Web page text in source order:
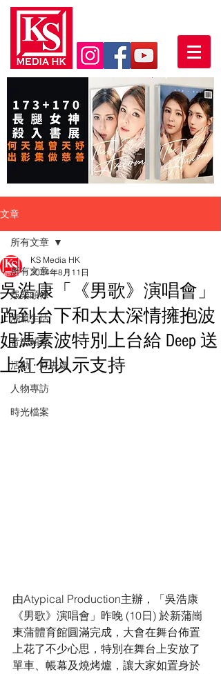
文章
所有文章
娛樂頭條
潮流生活
音樂頻道
活動・好去處
人物專訪
時光檔案
所有文章
吳浩康「《男歌》演唱會」
跑到台下和太太深情擁抱波
姐馮素波特別上台給 Deep 送
上紅包以示支持
KS Media HK
2024年8月11日
由Atypical Production主辦，「吳浩康
《男歌》演唱會」昨晚 (10日) 於新蒲崗
東蒲體育館圓滿完成，大會在舞台佈置
上花了不少心思，特別在舞台上安放了
單車、帳幕及燒烤爐，讓大家如置身於